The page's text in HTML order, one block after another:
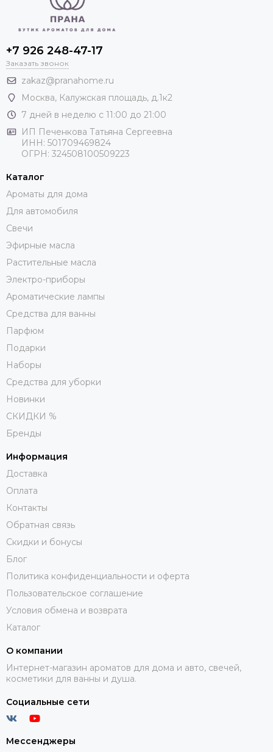
+7 926 248-47-17
Заказать звонок
zakaz@pranahome.ru
Москва, Калужская площадь, д.1к2
7 дней в неделю с 11:00 до 21:00
ИП Печенкова Татьяна Сергеевна
ИНН: 501709469824
ОГРН: 324508100509223
Каталог
Ароматы для дома
Для автомобиля
Свечи
Эфирные масла
Растительные масла
Электро-приборы
Ароматические лампы
Средства для ванны
Парфюм
Подарки
Наборы
Средства для уборки
Новинки
СКИДКИ %
Бренды
Информация
Доставка
Оплата
Контакты
Обратная связь
Скидки и бонусы
Блог
Политика конфиденциальности и оферта
Пользовательское соглашение
Условия обмена и возврата
Каталог
О компании
Интернет-магазин ароматов для дома и авто, свечей,
косметики для ванны и душа.
Социальные сети
Мессенджеры